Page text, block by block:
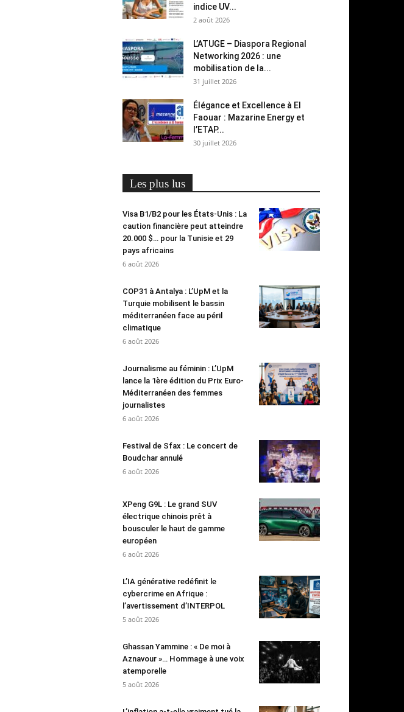
indice UV...
2 août 2026
L’ATUGE – Diaspora Regional
Networking 2026 : une
mobilisation de la...
31 juillet 2026
Élégance et Excellence à El
Faouar : Mazarine Energy et
l’ETAP...
30 juillet 2026
Les plus lus
Visa B1/B2 pour les États-Unis : La
caution financière peut atteindre
20.000 $… pour la Tunisie et 29
pays africains
6 août 2026
COP31 à Antalya : L’UpM et la
Turquie mobilisent le bassin
méditerranéen face au péril
climatique
6 août 2026
Journalisme au féminin : L’UpM
lance la 1ère édition du Prix Euro-
Méditerranéen des femmes
journalistes
6 août 2026
Festival de Sfax : Le concert de
Boudchar annulé
6 août 2026
XPeng G9L : Le grand SUV
électrique chinois prêt à
bousculer le haut de gamme
européen
6 août 2026
L’IA générative redéfinit le
cybercrime en Afrique :
l’avertissement d’INTERPOL
5 août 2026
Ghassan Yammine : « De moi à
Aznavour »… Hommage à une voix
atemporelle
5 août 2026